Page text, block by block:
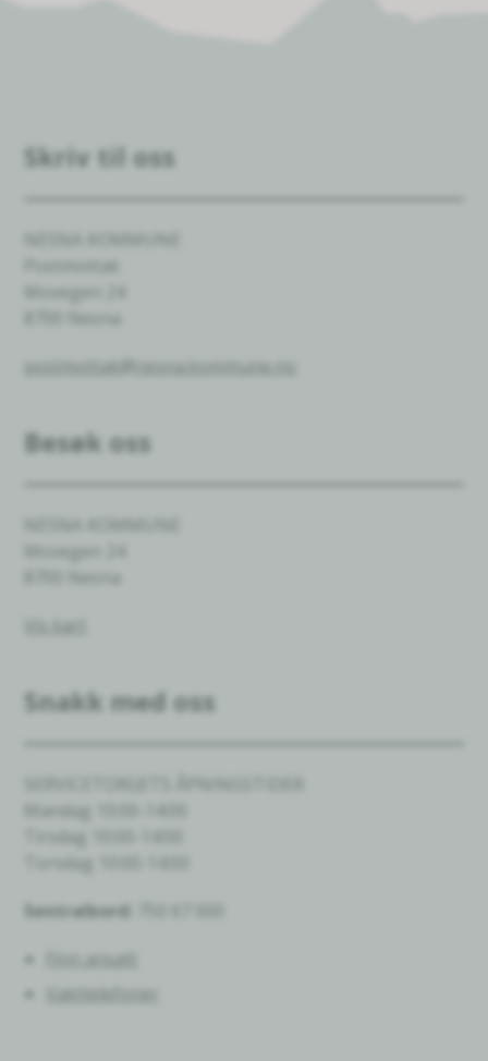
Skriv til oss
Movegen 24
postmottak@nesna.kommune.no
Besøk oss
Movegen 24
Vis kart
Snakk med oss
Mandag 10:00-14:00
Tirsdag 10:00-14:00
Torsdag 10:00-14:00
Sentralbord:
Finn ansatt
Vakttelefoner